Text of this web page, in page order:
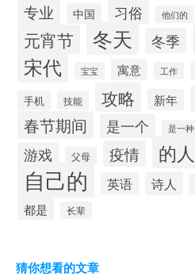
专业 中国 习俗 他们的
元宵节 冬天 冬季
宋代 宝宝 寓意 工作
手机 技能 攻略 新年
春节期间 是一个 是一种
游戏 父母 疫情 的人
自己的 英语 诗人
都是 长辈
猜你想看的文章